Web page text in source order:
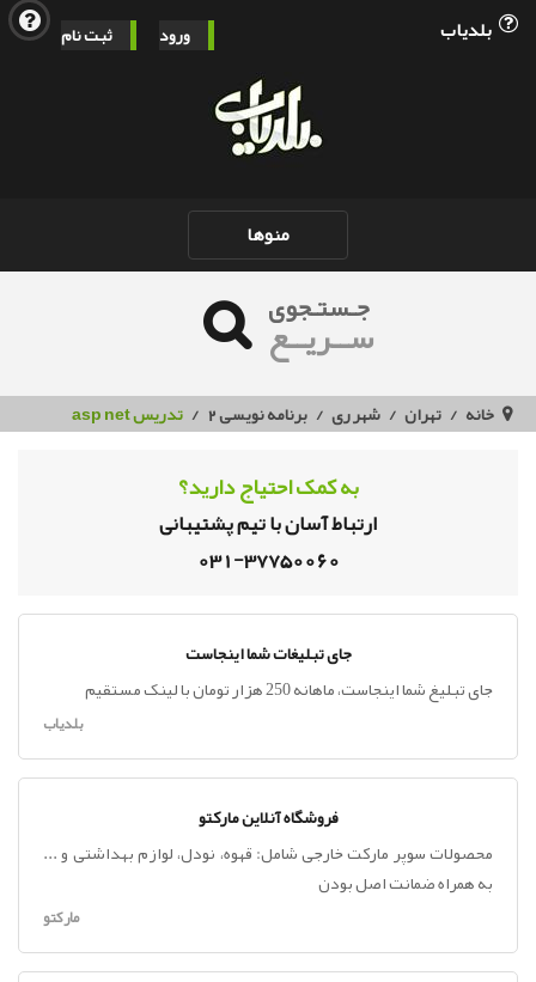
ورود ثبت نام بلدیاب
Toggle
navigation
منوها
جـستـجوی
ســریــع
خانه تهران شهر ری برنامه نویسی 2 تدریس asp net
به کمک احتیاج دارید؟
ارتباط آسان با تیم پشتیبانی
031-37750060
جای تبلیغات شما اینجاست
جای تبلیغ شما اینجاست، ماهانه 250 هزار تومان با لینک مستقیم
بلدیاب
فروشگاه آنلاین مارکتو
محصولات سوپر مارکت خارجی شامل: قهوه، نودل، لوازم بهداشتی و ...
به همراه ضمانت اصل بودن
مارکتو